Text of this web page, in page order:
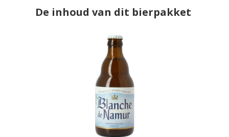
De inhoud van dit bierpakket